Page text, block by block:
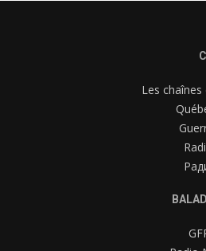
Les chaînes